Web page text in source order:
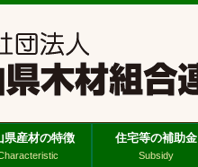
県産材の特徴 住宅等の補助金
Subsidy